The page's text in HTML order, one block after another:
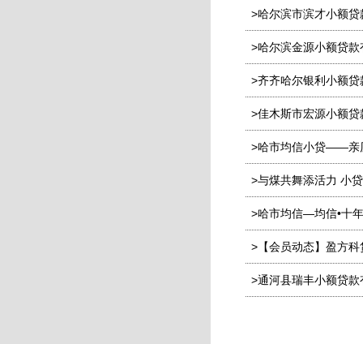
>哈尔滨市滨才小额
>哈尔滨金源小额贷
>齐齐哈尔银利小额
>佳木斯市宏源小额
>哈市均信小贷——亲
>与煤共舞添活力 小
>哈市均信—均信•十年
>【会员动态】盈方
>通河县瑞丰小额贷